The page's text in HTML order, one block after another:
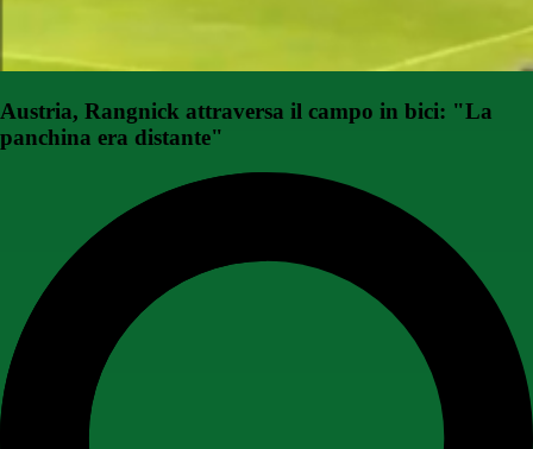
Austria, Rangnick attraversa il campo in bici: "La
panchina era distante"